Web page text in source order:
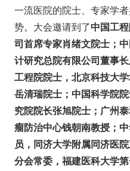
一流医院的院士、专家学
势。大会邀请到了中国工
司首席专家肖绪文院士；
计研究总院有限公司董事
工程院院士，北京科技大
岳清瑞院士；中国科学院
究院院长张旭院士；广州
瘤防治中心钱朝南教授；
员，同济大学附属同济医
分会常委，福建医科大学